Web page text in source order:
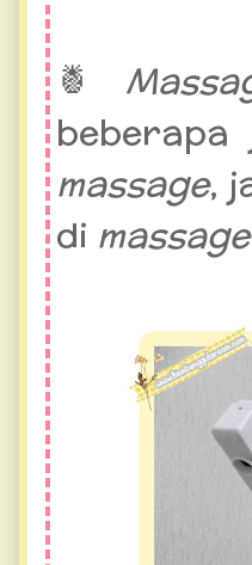
🍍
massage,
di massage